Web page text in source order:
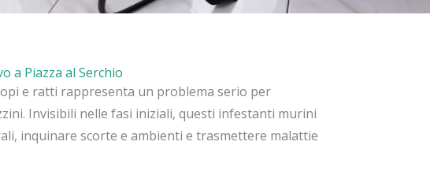
a Piazza al Serchio
e ratti rappresenta un problema serio per
Invisibili nelle fasi iniziali, questi infestanti murini
inquinare scorte e ambienti e trasmettere malattie